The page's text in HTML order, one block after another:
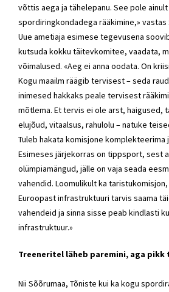
võttis aega ja tähelepanu. See pole
spordiringkondadega rääkimine,» vastas
Uue ametiaja esimese tegevusena
kutsuda kokku täitevkomitee, vaadata,
võimalused. «Aeg ei anna oodata. On
Kogu maailm räägib tervisest – seda
inimesed hakkaks peale tervisest
mõtlema. Et tervis ei ole arst, haigused,
elujõud, vitaalsus, rahulolu – natuke
Tuleb hakata komisjone komplekteerima
Esimeses järjekorras on tippsport, sest
olümpiamängud, jälle on vaja seada
vahendid. Loomulikult ka
Euroopast infrastruktuuri tarvis saama
vahendeid ja sinna sisse peab kindlasti
infrastruktuur.»
Treeneritel läheb paremini, aga pikk
Nii Sõõrumaa, Tõniste kui ka kogu